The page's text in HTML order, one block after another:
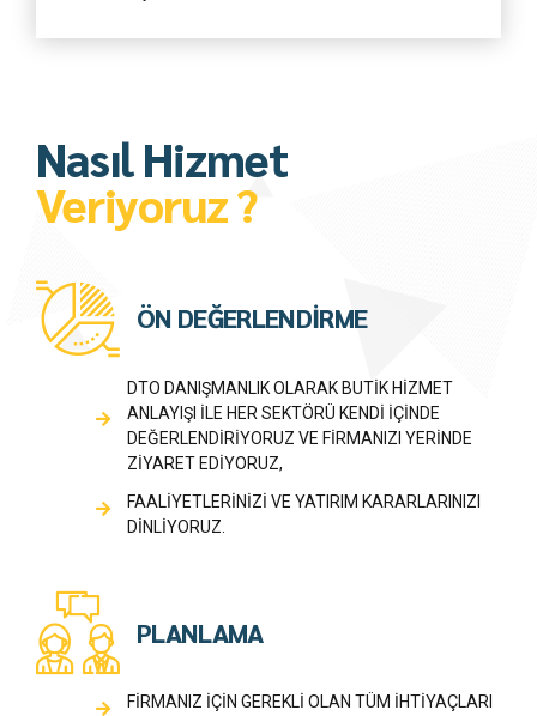
Nasıl Hizmet
Veriyoruz ?
ÖN DEĞERLENDİRME
DTO DANIŞMANLIK OLARAK BUTİK HİZMET
ANLAYIŞI İLE HER SEKTÖRÜ KENDİ İÇİNDE
DEĞERLENDİRİYORUZ VE FİRMANIZI YERİNDE
ZİYARET EDİYORUZ,
FAALİYETLERİNİZİ VE YATIRIM KARARLARINIZI
DİNLİYORUZ.
PLANLAMA
FİRMANIZ İÇİN GEREKLİ OLAN TÜM İHTİYAÇLARI